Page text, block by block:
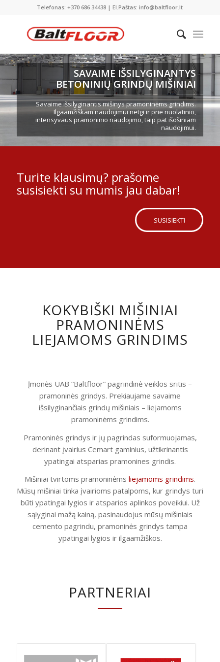
Telefonas: +370 686 34438 | El.Paštas: info@baltfloor.lt
SAVAIME IŠSILYGINANTYS
BETONINIŲ GRINDŲ MIŠINIAI
Savaime išsilyginantis mišinys pramoninėms grindims.
Ilgaamžiškam naudojimui netgi ir prie nuolatinio,
intensyvaus pramoninio naudojimo, taip pat išošiniam
naudojimui.
Turite klausimų? prašome
susisiekti su mumis jau dabar!
SUSISIEKTI
KOKYBIŠKI MIŠINIAI
PRAMONINĖMS
LIEJAMOMS GRINDIMS
Įmonės UAB “Baltfloor” pagrindinė veiklos sritis –
pramoninės grindys. Prekiaujame savaime
išsilyginančiais grindų mišiniais – liejamoms
pramoninėms grindims.
Pramoninės grindys ir jų pagrindas suformuojamas,
derinant įvairius Cemart gaminius, užtikrinantis
ypatingai atsparias pramonines grindis.
Mišiniai tvirtoms pramoninėms liejamoms grindims.
Mūsų mišiniai tinka įvairioms patalpoms, kur grindys turi
būti ypatingai lygios ir atsparios aplinkos poveikiui. Už
sąlyginai mažą kainą, pasinaudojus mūsų mišiniais
cemento pagrindu, pramoninės grindys tampa
ypatingai lygios ir ilgaamžiškos.
PARTNERIAI